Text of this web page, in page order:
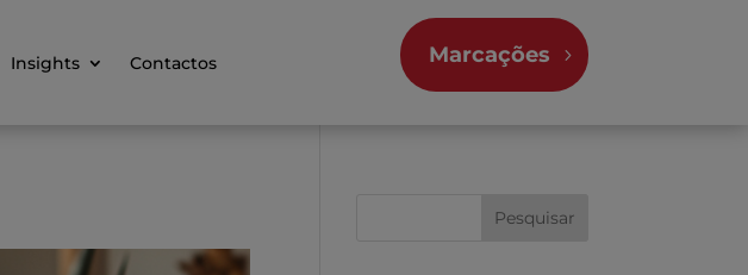
Insights Contactos Marcações
Pesquisar